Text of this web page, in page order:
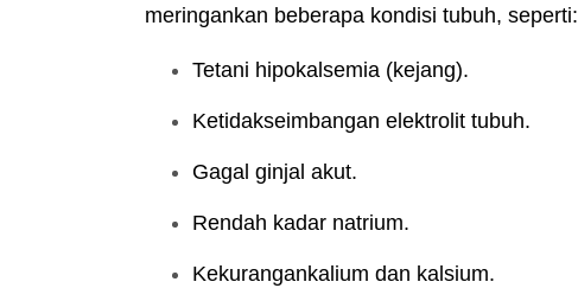
meringankan beberapa kondisi tubuh, seperti:
Tetani hipokalsemia (kejang).
Ketidakseimbangan elektrolit tubuh.
Gagal ginjal akut.
Rendah kadar natrium.
Kekurangankalium dan kalsium.